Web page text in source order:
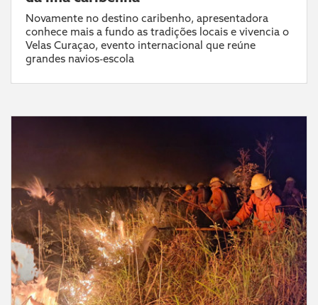
Novamente no destino caribenho, apresentadora
conhece mais a fundo as tradições locais e vivencia o
Velas Curaçao, evento internacional que reúne
grandes navios-escola